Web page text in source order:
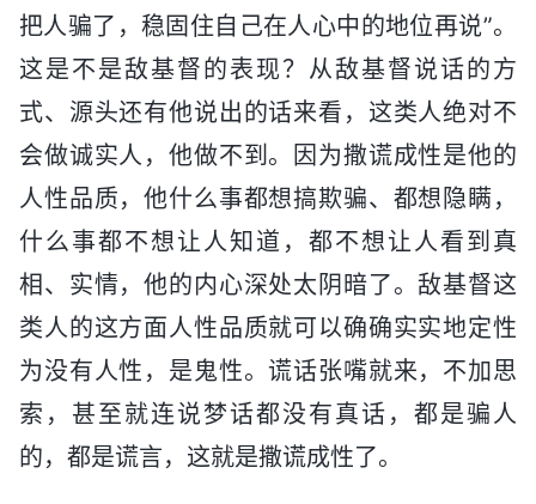
把人骗了，稳固住自己在人心中的地位再说”。
这是不是敌基督的表现？从敌基督说话的方
式、源头还有他说出的话来看，这类人绝对不
会做诚实人，他做不到。因为撒谎成性是他的
人性品质，他什么事都想搞欺骗、都想隐瞒，
什么事都不想让人知道，都不想让人看到真
相、实情，他的内心深处太阴暗了。敌基督这
类人的这方面人性品质就可以确确实实地定性
为没有人性，是鬼性。谎话张嘴就来，不加思
索，甚至就连说梦话都没有真话，都是骗人
的，都是谎言，这就是撒谎成性了。